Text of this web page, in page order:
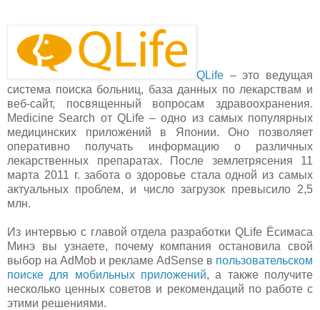
QLife – это ведущая
система поиска больниц, база данных по лекарствам и
веб-сайт, посвященный вопросам здравоохранения.
Medicine Search от QLife – одно из самых популярных
медицинских приложений в Японии. Оно позволяет
оперативно получать информацию о различных
лекарственных препаратах. После землетрясения 11
марта 2011 г. забота о здоровье стала одной из самых
актуальных проблем, и число загрузок превысило 2,5
млн.
Из интервью с главой отдела разработки QLife Ёсимаса
Минэ вы узнаете, почему компания остановила свой
выбор на AdMob и рекламе AdSense в пользовательском
поиске для мобильных приложений, а также получите
несколько ценных советов и рекомендаций по работе с
этими решениями.